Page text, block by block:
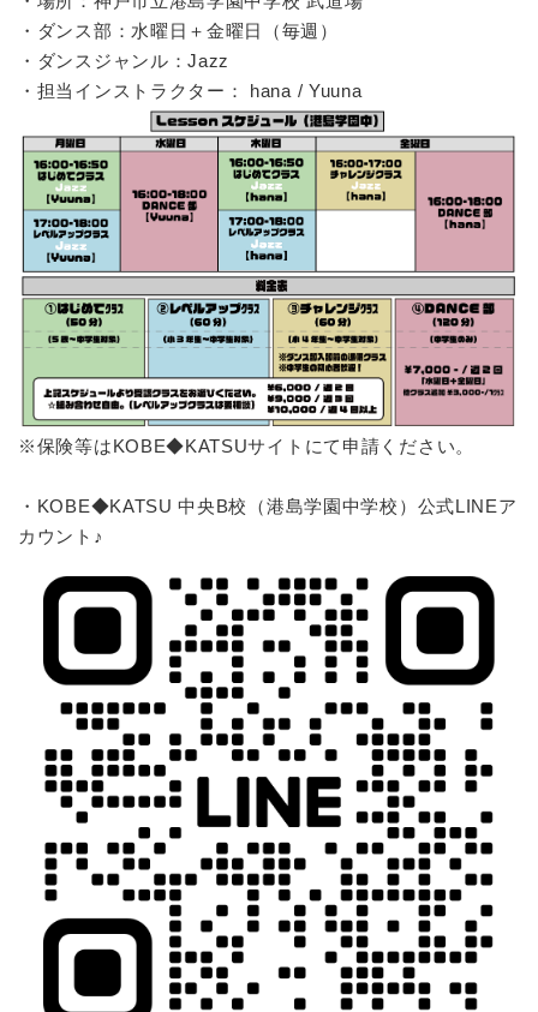
・ダンス部：水曜日＋金曜日（毎週）
・ダンスジャンル：Jazz
・担当インストラクター： hana / Yuuna
※保険等はKOBE◆KATSUサイトにて申請ください。
・KOBE◆KATSU 中央B校（港島学園中学校）公式LINEア
カウント♪